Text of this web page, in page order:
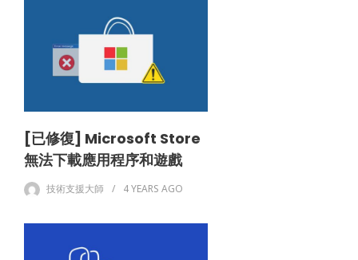
[已修復] Microsoft Store
無法下載應用程序和遊戲
技術支援大師 4 YEARS AGO